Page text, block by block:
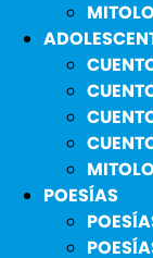
POESÍAS